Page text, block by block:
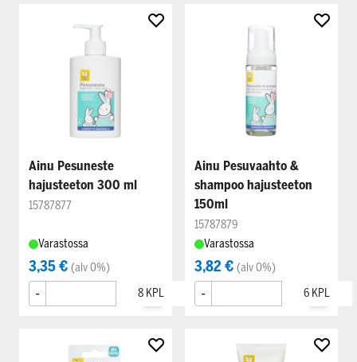
Ainu Pesuneste
hajusteeton 300 ml
15787877
Varastossa
3,35 € (alv 0%)
-
Ainu Pesuvaahto &
shampoo hajusteeton
150ml
15787879
Varastossa
3,82 € (alv 0%)
-